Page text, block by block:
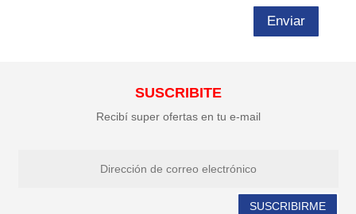
Enviar
SUSCRIBITE
Recibí super ofertas en tu e-mail
SUSCRIBIRME